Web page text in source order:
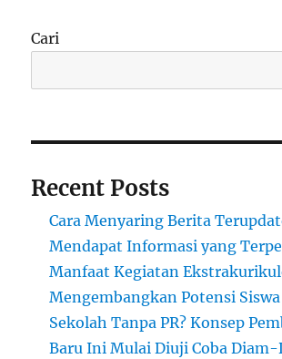
Pelosok
Tantangan
di
Ketimpangan
Nasional
Cari
Recent Posts
Cara Menyaring Berita
Mendapat Informasi yang
Manfaat Kegiatan
Mengembangkan Potensi Siswa
Sekolah Tanpa PR? Konsep
Baru Ini Mulai Diuji Coba Diam-